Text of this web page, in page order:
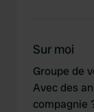
Sur moi
Groupe de
Avec des
compagnie